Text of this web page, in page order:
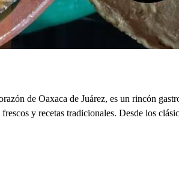
de Oaxaca de Juárez, es un rincón
y recetas tradicionales. Desde los